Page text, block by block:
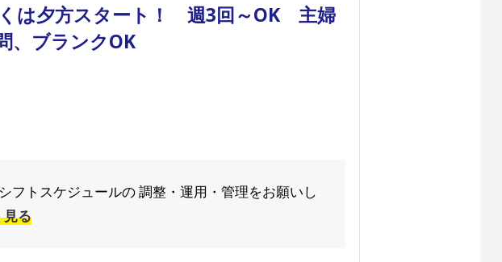
くは夕方スタート！ 週3回～OK 主婦
、ブランクOK
フトスケジュールの 調整・運用・管理をお願いし
見る